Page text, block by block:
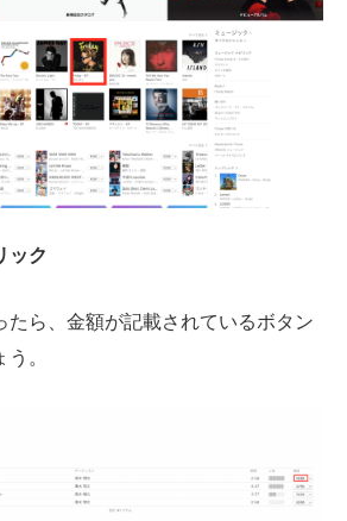
ック
たら、金額が記載されているボタン
。